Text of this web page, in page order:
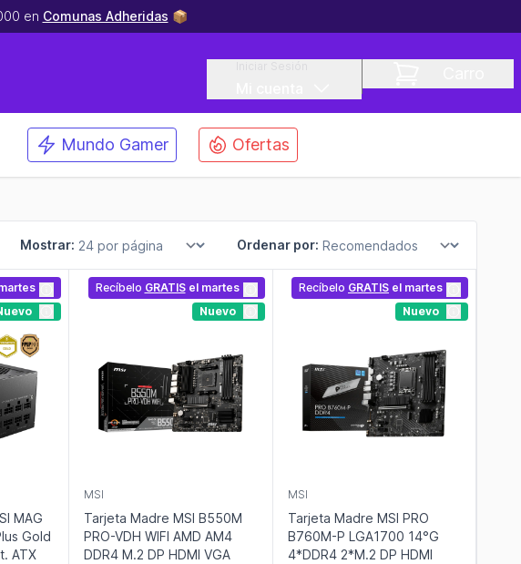
en Comunas Adheridas 📦
Mundo Gamer Ofertas
Mostrar: Ordenar por:
MAG
Gold
ATX
Recíbelo GRATISel martes
Nuevo
MSI
Tarjeta Madre MSI B550M
PRO-VDH WIFI AMD AM4
DDR4 M.2 DP HDMI VGA
Recíbelo GRATIS el martes
Nuevo
MSI
Tarjeta Madre MSI PRO
B760M-P LGA1700 14°G
4*DDR4 2*M.2 DP HDMI